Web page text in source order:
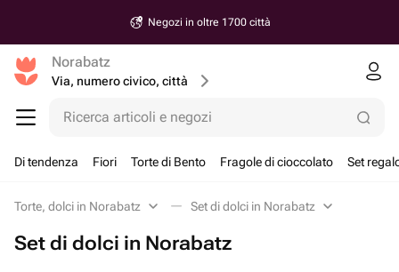
Negozi in oltre 1700 città
Norabatz
Via, numero civico, città
Ricerca articoli e negozi
Di tendenza Fiori Torte di Bento Fragole di cioccolato Set
Torte, dolci in Norabatz Set di dolci in Norabatz
Set di dolci in Norabatz